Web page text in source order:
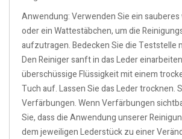
Anwendung: Verwenden Sie ein
oder ein Wattestäbchen, um die
aufzutragen. Bedecken Sie die Teststelle
Den Reiniger sanft in das Leder
überschüssige Flüssigkeit mit einem
Tuch auf. Lassen Sie das Leder trocknen.
Verfärbungen. Wenn Verfärbungen
Sie, dass die Anwendung unserer
dem jeweiligen Lederstück zu einer